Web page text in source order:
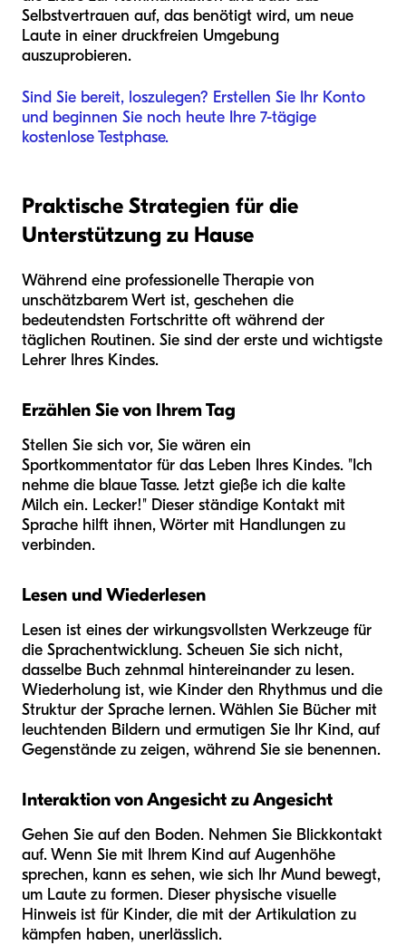
Selbstvertrauen auf, das benötigt wird, um neue
Laute in einer druckfreien Umgebung
auszuprobieren.
Sind Sie bereit, loszulegen? Erstellen Sie Ihr Konto
und beginnen Sie noch heute Ihre 7-tägige
kostenlose Testphase.
Praktische Strategien für die
Unterstützung zu Hause
Während eine professionelle Therapie von
unschätzbarem Wert ist, geschehen die
bedeutendsten Fortschritte oft während der
täglichen Routinen. Sie sind der erste und wichtigste
Lehrer Ihres Kindes.
Erzählen Sie von Ihrem Tag
Stellen Sie sich vor, Sie wären ein
Sportkommentator für das Leben Ihres Kindes. "Ich
nehme die blaue Tasse. Jetzt gieße ich die kalte
Milch ein. Lecker!" Dieser ständige Kontakt mit
Sprache hilft ihnen, Wörter mit Handlungen zu
verbinden.
Lesen und Wiederlesen
Lesen ist eines der wirkungsvollsten Werkzeuge für
die Sprachentwicklung. Scheuen Sie sich nicht,
dasselbe Buch zehnmal hintereinander zu lesen.
Wiederholung ist, wie Kinder den Rhythmus und die
Struktur der Sprache lernen. Wählen Sie Bücher mit
leuchtenden Bildern und ermutigen Sie Ihr Kind, auf
Gegenstände zu zeigen, während Sie sie benennen.
Interaktion von Angesicht zu Angesicht
Gehen Sie auf den Boden. Nehmen Sie Blickkontakt
auf. Wenn Sie mit Ihrem Kind auf Augenhöhe
sprechen, kann es sehen, wie sich Ihr Mund bewegt,
um Laute zu formen. Dieser physische visuelle
Hinweis ist für Kinder, die mit der Artikulation zu
kämpfen haben, unerlässlich.